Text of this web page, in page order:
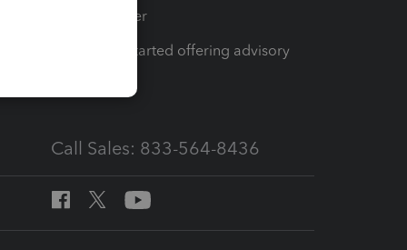
Tax Pro Center
How to get started offering advisory
Call Sales: 833-564-8436